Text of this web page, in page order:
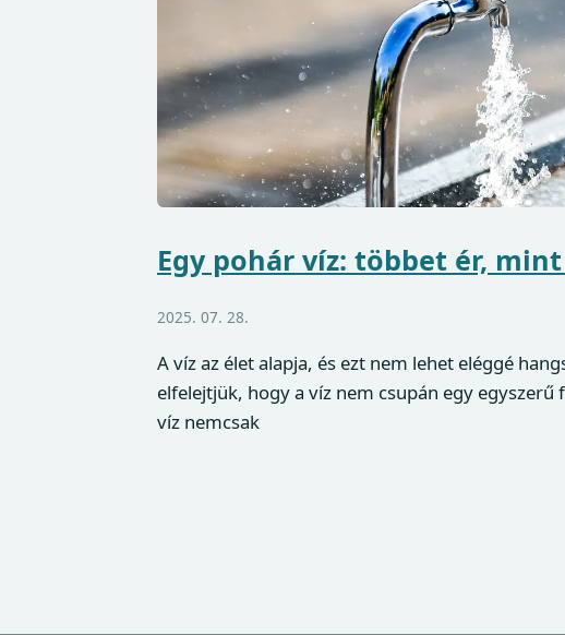
Egy pohár víz: többet ér,
2025. 07. 28.
A víz az élet alapja, és ezt nem lehet eléggé
elfelejtjük, hogy a víz nem csupán egy
víz nemcsak